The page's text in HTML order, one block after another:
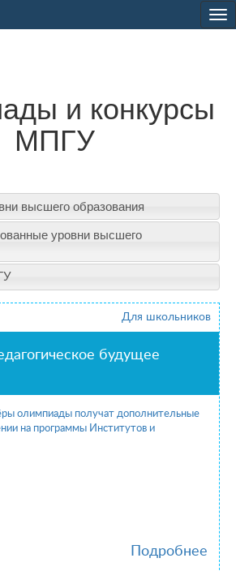
и конкурсы
МПГУ
высшего образования
уровни высшего
Для школьников
будущее
олимпиады получат дополнительные
на программы Институтов и
Подробнее